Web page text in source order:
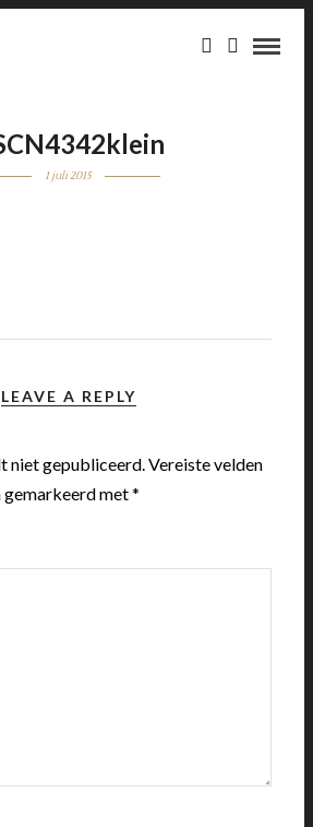
1 juli 2015
LEAVE A REPLY
niet gepubliceerd.Vereiste velden
gemarkeerd met*